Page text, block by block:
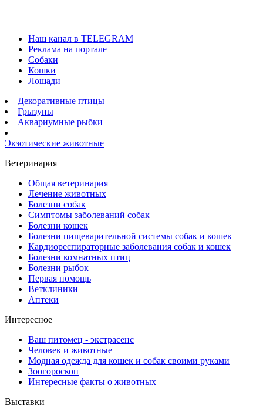
Наш канал в TELEGRAM
Реклама на портале
Собаки
Кошки
Лошади
Декоративные птицы
Грызуны
Аквариумные рыбки
Экзотические животные
Ветеринария
Общая ветеринария
Лечение животных
Болезни собак
Симптомы заболеваний собак
Болезни кошек
Болезни пищеварительной системы собак и кошек
Кардиореспираторные заболевания собак и кошек
Болезни комнатных птиц
Болезни рыбок
Первая помощь
Ветклиники
Аптеки
Интересное
Ваш питомец - экстрасенс
Человек и животные
Модная одежда для кошек и собак своими руками
Зоогороскоп
Интересные факты о животных
Выставки